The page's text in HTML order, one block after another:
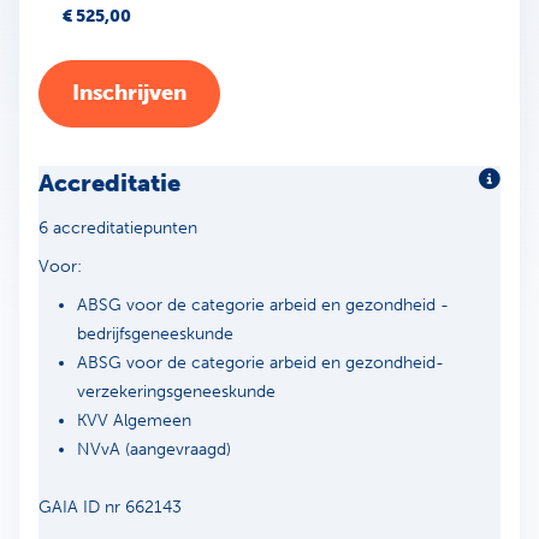
€ 525,00
Inschrijven
Accreditatie
6 accreditatiepunten
Voor:
ABSG voor de categorie arbeid en gezondheid -
bedrijfsgeneeskunde
ABSG voor de categorie arbeid en gezondheid-
verzekeringsgeneeskunde
KVV Algemeen
NVvA (aangevraagd)
GAIA ID nr 662143